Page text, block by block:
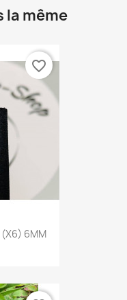
la même
6MM
favorite_border